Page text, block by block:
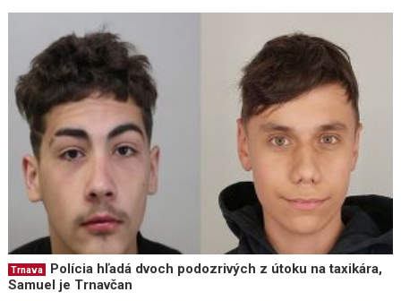
Trnava
Polícia hľadá dvoch podozrivých z útoku na taxikára,
Samuel je Trnavčan